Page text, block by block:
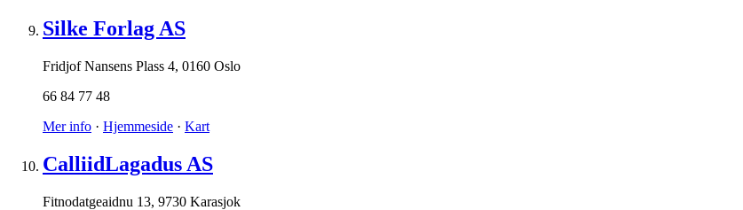
Silke Forlag AS
Fridjof Nansens Plass 4, 0160 Oslo
66 84 77 48
Mer info · Hjemmeside · Kart
CalliidLagadus AS
Fitnodatgeaidnu 13, 9730 Karasjok